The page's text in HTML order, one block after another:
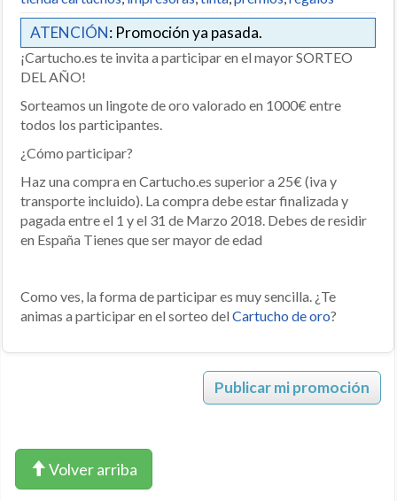
ATENCIÓN: Promoción ya pasada.
¡Cartucho.es te invita a participar en el mayor SORTEO
DEL AÑO!
Sorteamos un lingote de oro valorado en 1000€ entre
todos los participantes.
¿Cómo participar?
Haz una compra en Cartucho.es superior a 25€ (iva y
transporte incluido). La compra debe estar finalizada y
pagada entre el 1 y el 31 de Marzo 2018. Debes de residir
en España Tienes que ser mayor de edad
Como ves, la forma de participar es muy sencilla. ¿Te
animas a participar en el sorteo del Cartucho de oro?
Publicar mi promoción
Volver arriba